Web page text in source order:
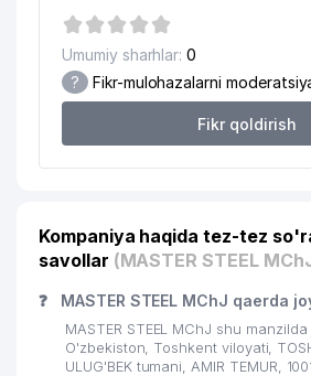
16
ETALON PRIBOR SERVIS
17
TOSHKENT VILOYATI ICHKI
BOSHQARMASINING TIBBIY
BARKAMOL AVLOD BOLALAR
MAKTAB MIRZO-ULUGBEK
20 GREEN PENGUIN MChJ
21
XOLMATOVA SHIRIN YAKKA
22 OMEGA MED MChJ
Umumiy sharhlar: 0
? Fikr-mulohazalarni
Fikr qoldirish
Kompaniya haqida tez-tez
savollar (MASTER STEEL
❓ MASTER STEEL MChJ qaerda
MASTER STEEL MChJ shu
O'zbekiston, Toshkent viloyati,
ULUG'BEK tumani, AMIR TEMUR,